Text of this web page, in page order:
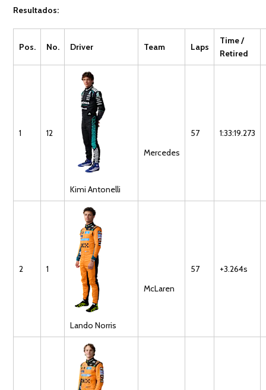
Resultados:
Pos. No. Driver Team Laps
Time /
Retired
1 12
Kimi Antonelli
Mercedes
57 1:33:19.273
2 1
Lando Norris
McLaren
57 +3.264s